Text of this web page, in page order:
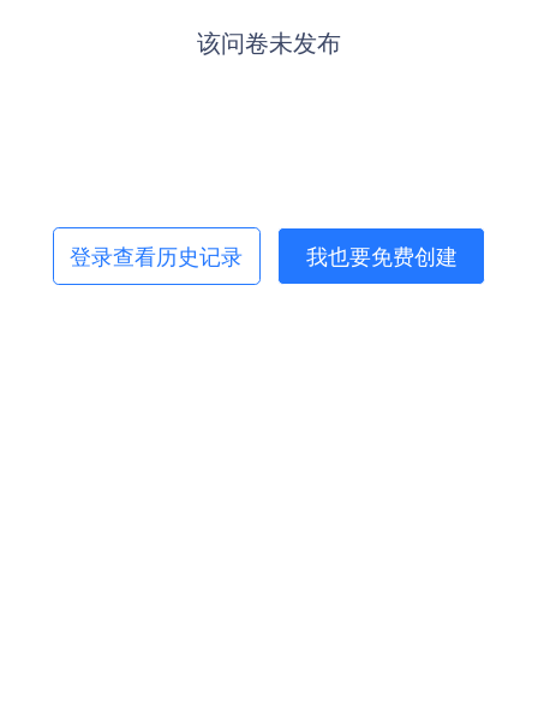
该问卷未发布
登录查看历史记录 我也要免费创建